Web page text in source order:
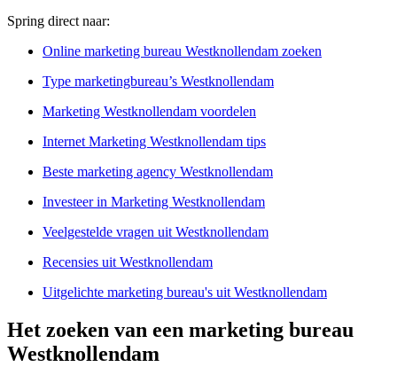
Spring direct naar:
Online marketing bureau Westknollendam zoeken
Type marketingbureau’s Westknollendam
Marketing Westknollendam voordelen
Internet Marketing Westknollendam tips
Beste marketing agency Westknollendam
Investeer in Marketing Westknollendam
Veelgestelde vragen uit Westknollendam
Recensies uit Westknollendam
Uitgelichte marketing bureau's uit Westknollendam
Het zoeken van een marketing bureau
Westknollendam